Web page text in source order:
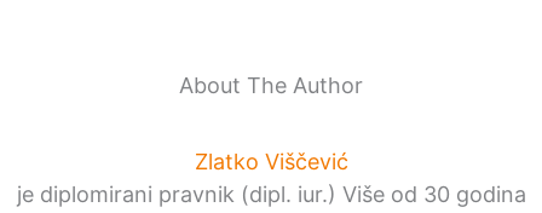
About The Author
Zlatko Viščević
je diplomirani pravnik (dipl. iur.) Više od 30 godina